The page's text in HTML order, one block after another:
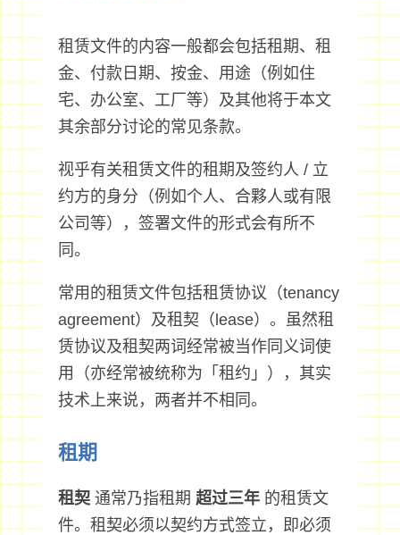
租赁文件的内容一般都会包括租期、租
金、付款日期、按金、用途（例如住
宅、办公室、工厂等）及其他将于本文
其余部分讨论的常见条款。
视乎有关租赁文件的租期及签约人 / 立
约方的身分（例如个人、合夥人或有限
公司等），签署文件的形式会有所不
同。
常用的租赁文件包括租赁协议（tenancy
agreement）及租契（lease）。虽然租
赁协议及租契两词经常被当作同义词使
用（亦经常被统称为「租约」），其实
技术上来说，两者并不相同。
租期
租契通常乃指租期 超过三年的租赁文
件。租契必须以契约方式签立，即必须